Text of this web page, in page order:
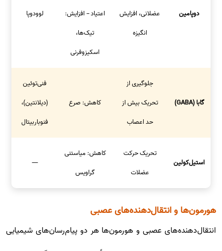
دوپامین
عضلانی، افزایش
انگیزه
اعتیاد – افزایش:
تیک‌ها،
اسکیزوفرنی
لوودوپا
گابا (GABA)
جلوگیری از
تحریک بیش از
حد اعصاب
کاهش: صرع
فنی‌توئین
(دیلانتین)،
فنوباربیتال
استیل‌کولین
تحریک حرکت
عضلات
کاهش: میاستنی
گراویس
—
هورمون‌ها و انتقال‌دهنده‌های عصبی
انتقال‌دهنده‌های عصبی و هورمون‌ها هر دو پیام‌رسان‌های شیمیایی